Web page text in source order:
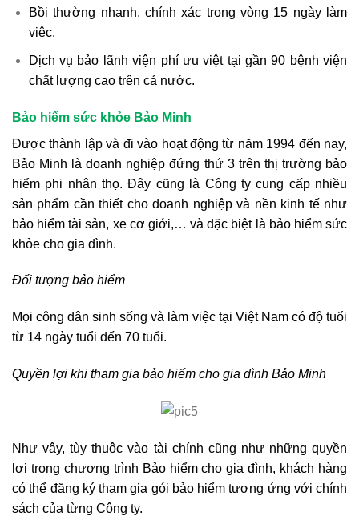
Bồi thường nhanh, chính xác trong vòng 15 ngày làm
việc.
Dịch vụ bảo lãnh viện phí ưu việt tại gần 90 bệnh viện
chất lượng cao trên cả nước.
Bảo hiểm sức khỏe Bảo Minh
Được thành lập và đi vào hoạt động từ năm 1994 đến nay,
Bảo Minh là doanh nghiệp đứng thứ 3 trên thị trường bảo
hiểm phi nhân thọ. Đây cũng là Công ty cung cấp nhiều
sản phẩm cần thiết cho doanh nghiệp và nền kinh tế như
bảo hiểm tài sản, xe cơ giới,… và đặc biệt là bảo hiểm sức
khỏe cho gia đình.
Đối tượng bảo hiểm
Mọi công dân sinh sống và làm việc tại Việt Nam có độ tuổi
từ 14 ngày tuổi đến 70 tuổi.
Quyền lợi khi tham gia bảo hiểm cho gia dình Bảo Minh
Như vậy, tùy thuộc vào tài chính cũng như những quyền
lợi trong chương trình Bảo hiểm cho gia đình, khách hàng
có thể đăng ký tham gia gói bảo hiểm tương ứng với chính
sách của từng Công ty.